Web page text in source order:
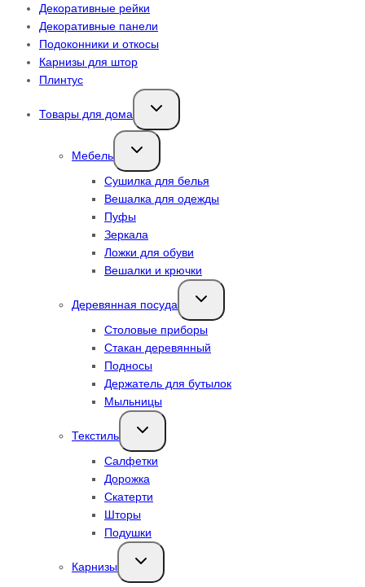
Декоративные рейки
Декоративные панели
Подоконники и откосы
Карнизы для штор
Плинтус
Товары для дома
Переключить
дочернее
Мебель
Переключить
дочернее
Сушилка для белья
Вешалка для одежды
Пуфы
Зеркала
Ложки для обуви
Вешалки и крючки
Деревянная посуда
Переключить
дочернее
Столовые приборы
Стакан деревянный
Подносы
Держатель для бутылок
Мыльницы
Текстиль
Переключить
дочернее
Салфетки
Дорожка
Скатерти
Шторы
Подушки
Карнизы
Переключить
дочернее